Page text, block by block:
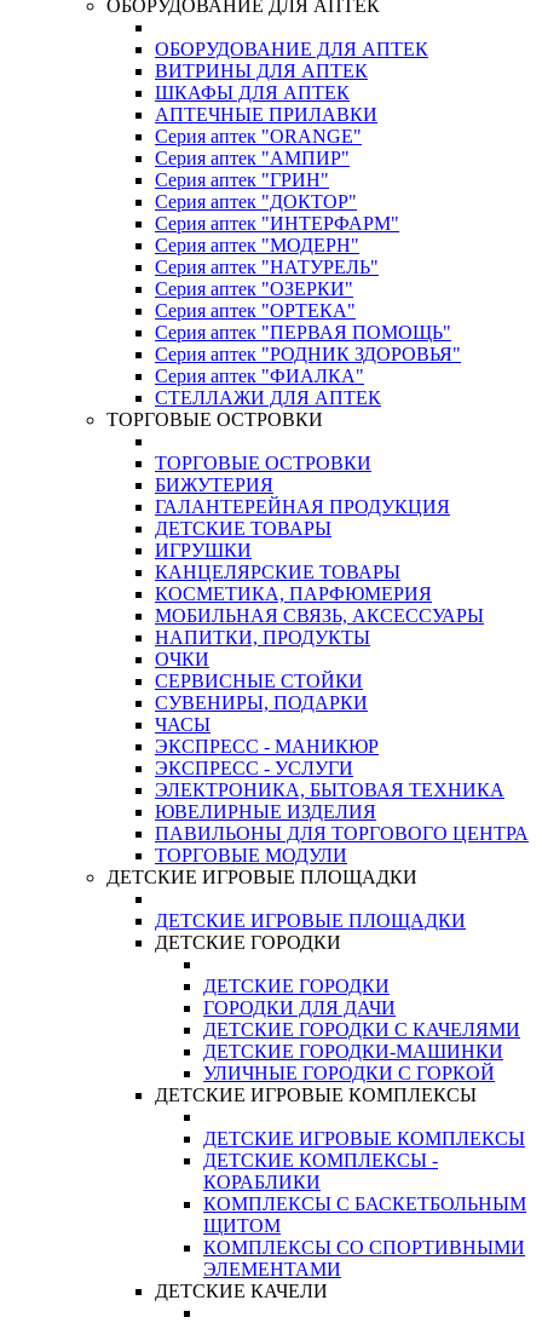
ОБОРУДОВАНИЕ ДЛЯ АПТЕК
ОБОРУДОВАНИЕ ДЛЯ АПТЕК
ВИТРИНЫ ДЛЯ АПТЕК
ШКАФЫ ДЛЯ АПТЕК
АПТЕЧНЫЕ ПРИЛАВКИ
Серия аптек "ORANGE"
Серия аптек "АМПИР"
Серия аптек "ГРИН"
Серия аптек "ДОКТОР"
Серия аптек "ИНТЕРФАРМ"
Серия аптек "МОДЕРН"
Серия аптек "НАТУРЕЛЬ"
Серия аптек "ОЗЕРКИ"
Серия аптек "ОРТЕКА"
Серия аптек "ПЕРВАЯ ПОМОЩЬ"
Серия аптек "РОДНИК ЗДОРОВЬЯ"
Серия аптек "ФИАЛКА"
СТЕЛЛАЖИ ДЛЯ АПТЕК
ТОРГОВЫЕ ОСТРОВКИ
ТОРГОВЫЕ ОСТРОВКИ
БИЖУТЕРИЯ
ГАЛАНТЕРЕЙНАЯ ПРОДУКЦИЯ
ДЕТСКИЕ ТОВАРЫ
ИГРУШКИ
КАНЦЕЛЯРСКИЕ ТОВАРЫ
КОСМЕТИКА, ПАРФЮМЕРИЯ
МОБИЛЬНАЯ СВЯЗЬ, АКСЕССУАРЫ
НАПИТКИ, ПРОДУКТЫ
ОЧКИ
СЕРВИСНЫЕ СТОЙКИ
СУВЕНИРЫ, ПОДАРКИ
ЧАСЫ
ЭКСПРЕСС - МАНИКЮР
ЭКСПРЕСС - УСЛУГИ
ЭЛЕКТРОНИКА, БЫТОВАЯ ТЕХНИКА
ЮВЕЛИРНЫЕ ИЗДЕЛИЯ
ПАВИЛЬОНЫ ДЛЯ ТОРГОВОГО ЦЕНТРА
ТОРГОВЫЕ МОДУЛИ
ДЕТСКИЕ ИГРОВЫЕ ПЛОЩАДКИ
ДЕТСКИЕ ИГРОВЫЕ ПЛОЩАДКИ
ДЕТСКИЕ ГОРОДКИ
ДЕТСКИЕ ГОРОДКИ
ГОРОДКИ ДЛЯ ДАЧИ
ДЕТСКИЕ ГОРОДКИ С КАЧЕЛЯМИ
ДЕТСКИЕ ГОРОДКИ-МАШИНКИ
УЛИЧНЫЕ ГОРОДКИ С ГОРКОЙ
ДЕТСКИЕ ИГРОВЫЕ КОМПЛЕКСЫ
ДЕТСКИЕ ИГРОВЫЕ КОМПЛЕКСЫ
ДЕТСКИЕ КОМПЛЕКСЫ -
КОРАБЛИКИ
КОМПЛЕКСЫ С БАСКЕТБОЛЬНЫМ
ЩИТОМ
КОМПЛЕКСЫ СО СПОРТИВНЫМИ
ЭЛЕМЕНТАМИ
ДЕТСКИЕ КАЧЕЛИ